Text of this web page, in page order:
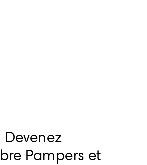
Devenez
Pampers et